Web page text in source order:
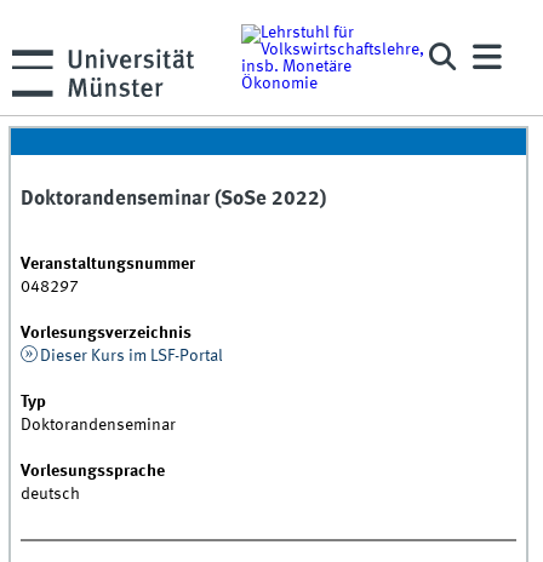
Doktorandenseminar (SoSe 2022)
Veranstaltungsnummer
048297
Vorlesungsverzeichnis
Dieser Kurs im LSF-Portal
Typ
Doktorandenseminar
Vorlesungssprache
deutsch